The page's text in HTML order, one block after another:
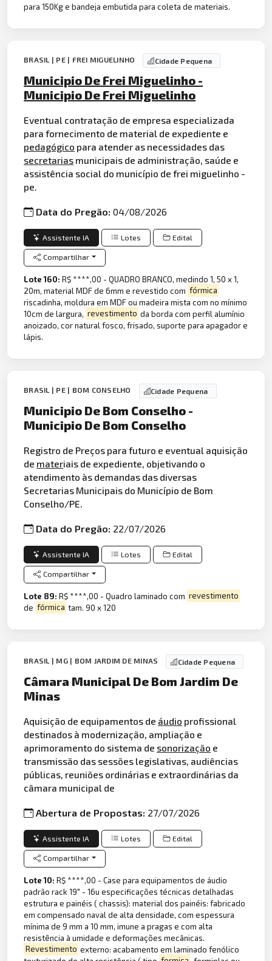
para 150Kg e bandeja embutida para coleta de materiais.
BRASIL | PE | FREI MIGUELINHO Cidade Pequena
Municipio De Frei Miguelinho -
Municipio De Frei Miguelinho
Eventual contratação de empresa especializada
para fornecimento de material de expediente e
pedagógico para atender as necessidades das
secretarias municipais de administração, saúde e
assistência social do município de frei miguelinho -
pe.
Data do Pregão:04/08/2026
Assistente IA Lotes Edital
Compartilhar
Lote 160:R$ ****,00 - QUADRO BRANCO, medindo 1, 50 x 1,
20m, material MDF de 6mm e revestido com fórmica
riscadinha, moldura em MDF ou madeira mista com no mínimo
10cm de largura, revestimento da borda com perfil alumínio
anoizado, cor natural fosco, frisado, suporte para apagador e
lápis.
BRASIL | PE | BOM CONSELHO Cidade Pequena
Municipio De Bom Conselho -
Municipio De Bom Conselho
Registro de Preços para futuro e eventual aquisição
de materiais de expediente, objetivando o
atendimento às demandas das diversas
Secretarias Municipais do Município de Bom
Conselho/PE.
Data do Pregão: 22/07/2026
Assistente IA Lotes Edital
Compartilhar
Lote 89:R$ ****,00 - Quadro laminado com revestimento
de fórmica tam. 90 x 120
BRASIL | MG | BOM JARDIM DE MINAS Cidade Pequena
Câmara Municipal De Bom Jardim De
Minas
Aquisição de equipamentos de áudio profissional
destinados à modernização, ampliação e
aprimoramento do sistema de sonorização e
transmissão das sessões legislativas, audiências
públicas, reuniões ordinárias e extraordinárias da
câmara municipal de
Abertura de Propostas: 27/07/2026
Assistente IA Lotes Edital
Compartilhar
Lote 10:R$ ****,00 - Case para equipamentos de áudio
padrão rack 19" - 16u especificações técnicas detalhadas
estrutura e painéis ( chassis): material dos painéis: fabricado
em compensado naval de alta densidade, com espessura
mínima de 9 mm a 10 mm, imune a pragas e com alta
resistência à umidade e deformações mecânicas.
Revestimento externo: acabamento em laminado fenólico